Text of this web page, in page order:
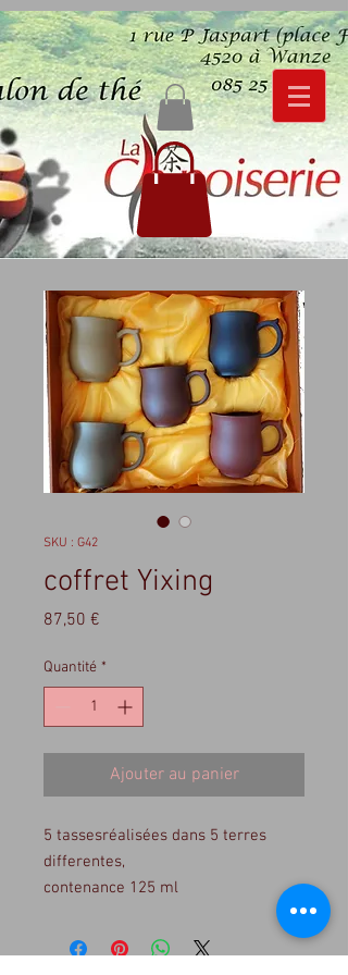
SKU : G42
coffret Yixing
87,50 €
Quantité *
Ajouter au panier
5 tassesréalisées dans 5 terres
differentes,
contenance 125 ml